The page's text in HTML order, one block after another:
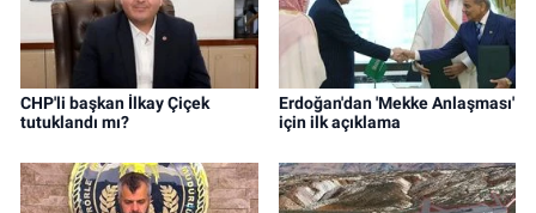
CHP'li başkan İlkay Çiçek
tutuklandı mı?
Erdoğan'dan 'Mekke Anlaşması'
için ilk açıklama